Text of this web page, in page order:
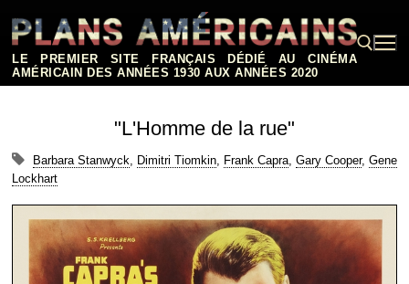
contenu
LE PREMIER SITE FRANÇAIS DÉDIÉ AU CINÉMA
AMÉRICAIN DES ANNÉES 1930 AUX ANNÉES 2020
"L'Homme de la rue"
Barbara Stanwyck, Dimitri Tiomkin, Frank Capra, Gary Cooper, Gene
Lockhart